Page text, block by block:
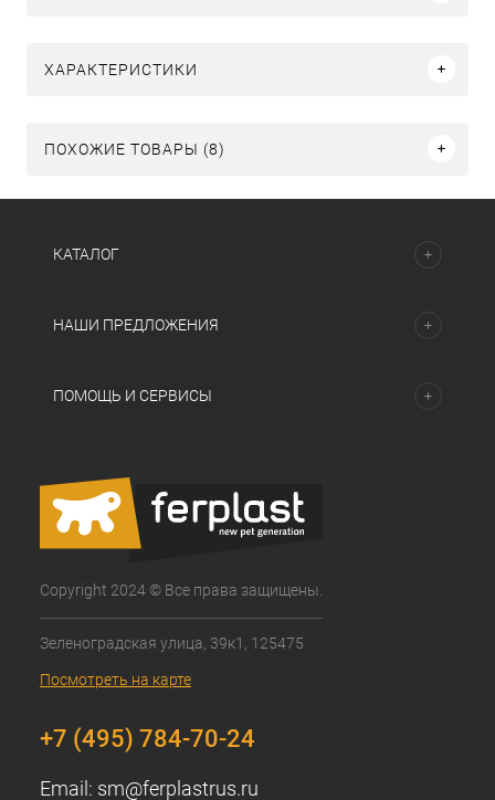
ХАРАКТЕРИСТИКИ
ПОХОЖИЕ ТОВАРЫ (8)
КАТАЛОГ
НАШИ ПРЕДЛОЖЕНИЯ
ПОМОЩЬ И СЕРВИСЫ
Copyright 2024 © Все права защищены.
Зеленоградская улица, 39к1, 125475
Посмотреть на карте
+7 (495) 784-70-24
Email: sm@ferplastrus.ru